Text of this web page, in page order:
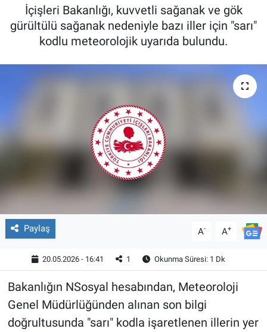
İçişleri Bakanlığı, kuvvetli sağanak ve gök
gürültülü sağanak nedeniyle bazı iller için "sarı"
kodlu meteorolojik uyarıda bulundu.
Paylaş A- A+
20.05.2026 - 16:41 1 Okunma Süresi: 1 Dk
Bakanlığın NSosyal hesabından, Meteoroloji
Genel Müdürlüğünden alınan son bilgi
doğrultusunda "sarı" kodla işaretlenen illerin yer